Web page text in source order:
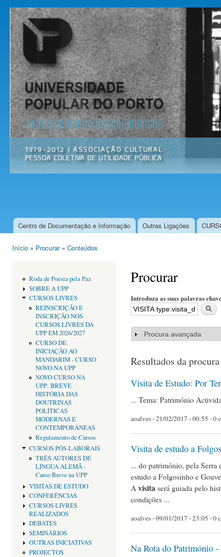
Universidade
Popular do
Porto
Associação
Cultural
Menu principal
Centro de Documentação e Informação Outras Ligações
Início » Procurar» Conteúdos
Roda de Poesia pela Paz
SOBRE A UPP
CURSOS LIVRES
REINSCRIÇÃO E
INSCRIÇÃO NOS
CURSOS LIVRES DA
UPP EM 2026/2027
CURSO DE
INICIAÇÃO AO
MANDARIM - CURSO
NOVO NA UPP
NOVO CURSO NA
UPP: BREVE
HISTÓRIA DAS
DOUTRINAS
POLÍTICAS
MODERNAS E
CONTEMPORÂNEAS
Regulamento de Cursos
CURSOS PÓS-LABORAIS
TRÊS AUTORES DE
LÍNGUA ALEMÃ -
Curso Breve na UPP
VISITAS DE ESTUDO
CONFERÊNCIAS
CURSOS LIVRES
REALIZADOS
DEBATES
SEMINÁRIOS
OUTRAS INICIATIVAS
PROJECTOS
Procurar
Introduza as suas palavras
Mostrar
Procura avançada
Resultados da procura
Visita de Estudo: Por
... Tema: Património
aoalves- 21/02/2017 - 00:55 - 0
Visita de estudo a
... do património, pela Serra
estudo a Folgosinho e
Avisitaserá guiada pelo
condições ...
aoalves- 09/01/2017 - 23:05 - 0
Na Rota do Património